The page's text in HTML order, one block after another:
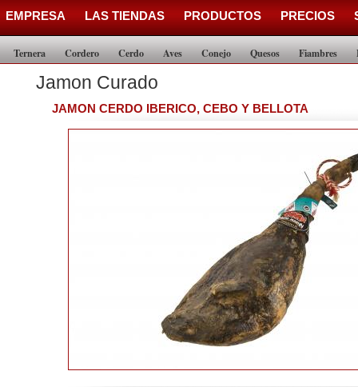
EMPRESA LAS TIENDAS PRODUCTOS PRECIOS
Ternera Cordero Cerdo Aves Conejo Quesos Fiambres
Jamon Curado
JAMON CERDO IBERICO, CEBO Y BELLOTA